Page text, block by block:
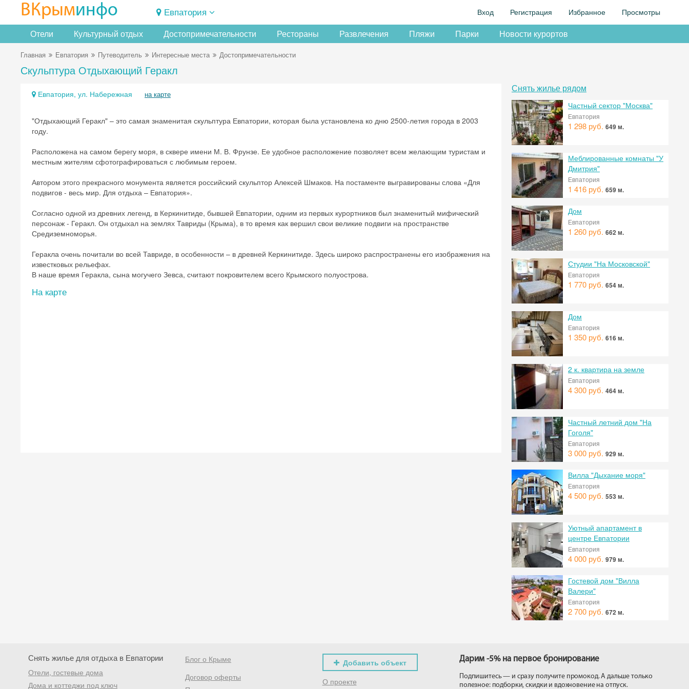
ВКрыминфо Евпатория Вход Регистрация Избранное Просмотры
Отели Культурный отдых Достопримечательности Рестораны Развлечения Пляжи Парки Новости курортов
Главная Евпатория Путеводитель Интересные места Достопримечательности
Скульптура Отдыхающий Геракл
Евпатория, ул. Набережная на карте
"Отдыхающий Геракл" – это самая знаменитая скульптура Евпатории, которая была установлена ко дню 2500-летия города в 2003
году.
Расположена на самом берегу моря, в сквере имени М. В. Фрунзе. Ее удобное расположение позволяет всем желающим туристам и
местным жителям сфотографироваться с любимым героем.
Автором этого прекрасного монумента является российский скульптор Алексей Шмаков. На постаменте выгравированы слова «Для
подвигов - весь мир. Для отдыха – Евпатория».
Согласно одной из древних легенд, в Керкинитиде, бывшей Евпатории, одним из первых курортников был знаменитый мифический
персонаж - Геракл. Он отдыхал на землях Тавриды (Крыма), в то время как вершил свои великие подвиги на пространстве
Средиземноморья.
Геракла очень почитали во всей Тавриде, в особенности – в древней Керкинитиде. Здесь широко распространены его изображения на
известковых рельефах.
В наше время Геракла, сына могучего Зевса, считают покровителем всего Крымского полуострова.
На карте
Снять жилье рядом
Частный сектор "Москва"
Евпатория
1 298 руб. 649 м.
Меблированные комнаты "У
Дмитрия"
Евпатория
1 416 руб. 659 м.
Дом
Евпатория
1 260 руб. 662 м.
Студии "На Московской"
Евпатория
1 770 руб. 654 м.
Дом
Евпатория
1 350 руб. 616 м.
2 к. квартира на земле
Евпатория
4 300 руб. 464 м.
Частный летний дом "На
Гоголя"
Евпатория
3 000 руб. 929 м.
Вилла "Дыхание моря"
Евпатория
4 500 руб. 553 м.
Уютный апартамент в
центре Евпатории
Евпатория
4 000 руб. 979 м.
Гостевой дом "Вилла
Валери"
Евпатория
2 700 руб. 672 м.
Снять жилье для отдыха в Евпатории
Отели, гостевые дома
Дома и коттеджи под ключ
Блог о Крыме
Договор оферты
Добавить объект
О проекте
Дарим -5% на первое бронирование
Подпишитесь — и сразу получите промокод. А дальше только
полезное: подборки, скидки и вдохновение на отпуск.